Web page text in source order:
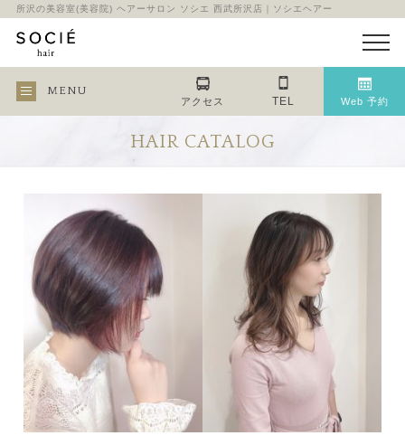
所沢の美容室(美容院) ヘアーサロン ソシエ 西武所沢店｜ソシエヘアー
MENU
アクセス TEL Web 予約
HAIR CATALOG